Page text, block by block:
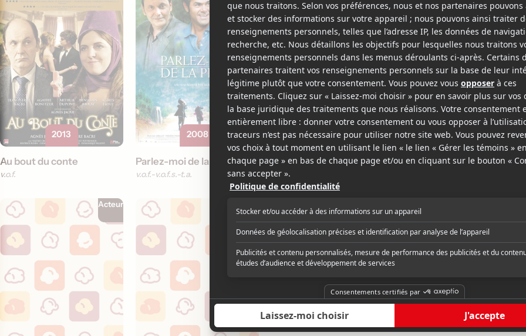
2013
Au bout du conte
v.o.f.
2008
Parlez-moi de la pluie
v.o.f. v.o.f.s.-t.a.
2005
La maison de Nina
v.o.f.
2004
Comme une image
Acteur